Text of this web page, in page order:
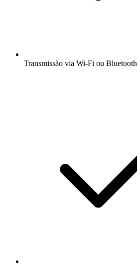
Transmissão via Wi-Fi ou Bluetooth